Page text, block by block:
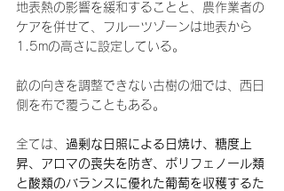
地表熱の影響を緩和することと、農作業者の
ケアを併せて、フルーツゾーンは地表から
1.5mの高さに設定している。
畝の向きを調整できない古樹の畑では、西日
側を布で覆うこともある。
全ては、 過剰な日照による日焼け、糖度上
昇、アロマの喪失を防ぎ、ポリフェノール類
と酸類のバランスに優れた葡萄を収穫するた